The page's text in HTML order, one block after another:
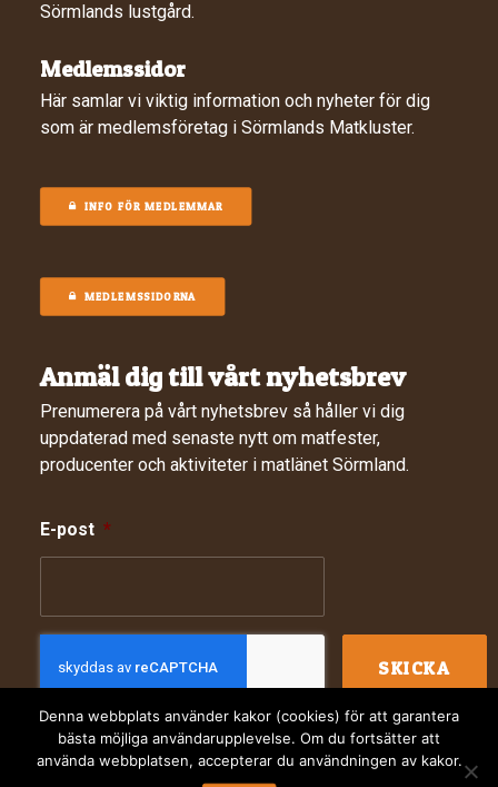
Sörmlands lustgård.
Medlemssidor
Här samlar vi viktig information och nyheter för dig
som är medlemsföretag i Sörmlands Matkluster.
INFO FÖR MEDLEMMAR
MEDLEMSSIDORNA
Anmäl dig till vårt nyhetsbrev
Prenumerera på vårt nyhetsbrev så håller vi dig
uppdaterad med senaste nytt om matfester,
producenter och aktiviteter i matlänet Sörmland.
E-post *
Denna webbplats använder kakor (cookies) för att garantera
bästa möjliga användarupplevelse. Om du fortsätter att
använda webbplatsen, accepterar du användningen av kakor.